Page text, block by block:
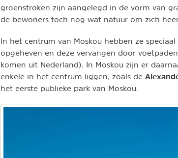
groenstroken zijn aangelegd in de vorm van
de bewoners toch nog wat natuur om zich
In het centrum van Moskou hebben ze
opgeheven en deze vervangen door
komen uit Nederland). In Moskou zijn er
enkele in het centrum liggen, zoals de
het eerste publieke park van Moskou.